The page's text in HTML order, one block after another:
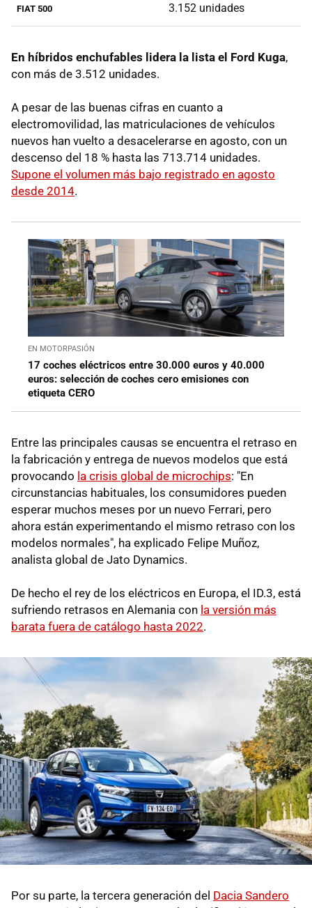
FIAT 500 3.152 unidades
En híbridos enchufables lidera la lista el Ford Kuga,
con más de 3.512 unidades.
A pesar de las buenas cifras en cuanto a
electromovilidad, las matriculaciones de vehículos
nuevos han vuelto a desacelerarse en agosto, con un
descenso del 18 % hasta las 713.714 unidades.
Supone el volumen más bajo registrado en agosto
desde 2014.
EN MOTORPASIÓN
17 coches eléctricos entre 30.000 euros y 40.000
euros: selección de coches cero emisiones con
etiqueta CERO
Entre las principales causas se encuentra el retraso en
la fabricación y entrega de nuevos modelos que está
provocando la crisis global de microchips: "En
circunstancias habituales, los consumidores pueden
esperar muchos meses por un nuevo Ferrari, pero
ahora están experimentando el mismo retraso con los
modelos normales", ha explicado Felipe Muñoz,
analista global de Jato Dynamics.
De hecho el rey de los eléctricos en Europa, el ID.3, está
sufriendo retrasos en Alemania con la versión más
barata fuera de catálogo hasta 2022.
Por su parte, la tercera generación del Dacia Sandero